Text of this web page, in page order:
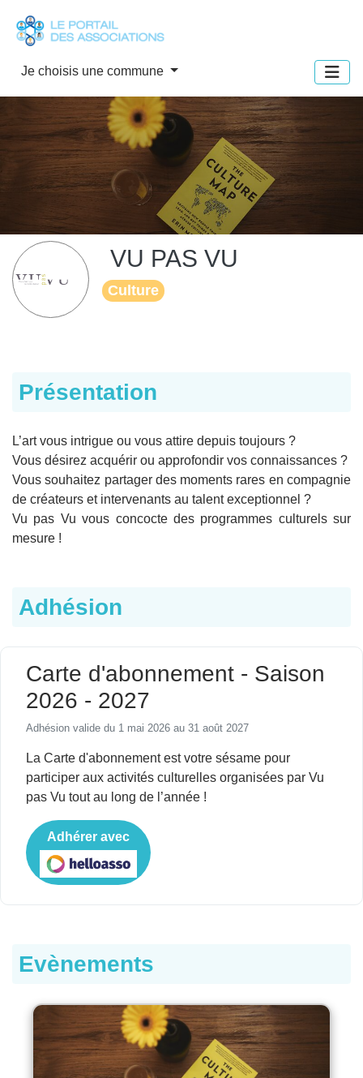
Je choisis une commune
VU PAS VU
Culture
Présentation
L’art vous intrigue ou vous attire depuis toujours ?
Vous désirez acquérir ou approfondir vos connaissances ?
Vous souhaitez partager des moments rares en compagnie
de créateurs et intervenants au talent exceptionnel ?
Vu pas Vu vous concocte des programmes culturels sur
mesure !
Adhésion
Carte d'abonnement - Saison
2026 - 2027
Adhésion valide du 1 mai 2026 au 31 août 2027
La Carte d'abonnement est votre sésame pour
participer aux activités culturelles organisées par Vu
pas Vu tout au long de l’année !
Adhérer avec
Evènements